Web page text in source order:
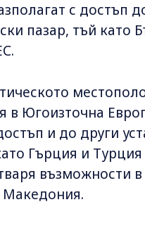
с достъп
пазар, тъй като
в Югоизточна
и до други
Гърция и
възможности
Македония.